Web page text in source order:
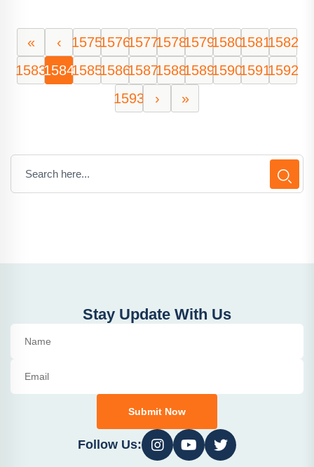
« ‹ 15751576157715781579158015811582
1583158415851586158715881589159015911592
1593
› »
Stay Update With Us
Submit Now
Follow Us: